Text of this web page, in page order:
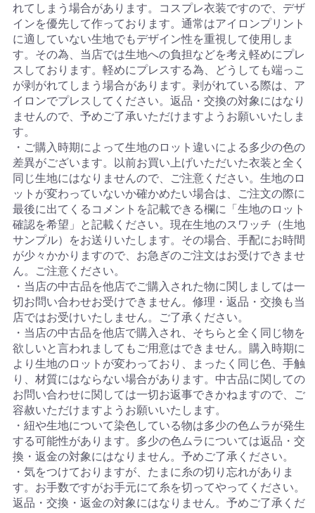
れてしまう場合があります。コスプレ衣装ですので、デザ
インを優先して作っております。通常はアイロンプリント
に適していない生地でもデザイン性を重視して使用しま
す。その為、当店では生地への負担などを考え軽めにプレ
スしております。軽めにプレスする為、どうしても端っこ
が剥がれてしまう場合があります。剥がれている際は、ア
イロンでプレスしてください。返品・交換の対象にはなり
ませんので、予めご了承いただけますようお願いいたしま
す。
・ご購入時期によって生地のロット違いによる多少の色の
差異がございます。以前お買い上げいただいた衣装と全く
同じ生地にはなりませんので、ご注意ください。生地のロ
ットが変わっていないか確かめたい場合は、ご注文の際に
最後に出てくるコメントを記載できる欄に「生地のロット
確認を希望」と記載ください。現在生地のスワッチ（生地
サンプル）をお送りいたします。その場合、手配にお時間
が少々かかりますので、お急ぎのご注文はお受けできませ
ん。ご注意ください。
・当店の中古品を他店でご購入された物に関しましては一
切お問い合わせお受けできません。修理・返品・交換も当
店ではお受けいたしません。ご了承ください。
・当店の中古品を他店で購入され、そちらと全く同じ物を
欲しいと言われましてもご用意はできません。購入時期に
より生地のロットが変わっており、まったく同じ色、手触
り、材質にはならない場合があります。中古品に関しての
お問い合わせに関しては一切お返事できかねますので、ご
容赦いただけますようお願いいたします。
・紐や生地について染色している物は多少の色ムラが発生
する可能性があります。多少の色ムラについては返品・交
換・返金の対象にはなりません。予めご了承ください。
・気をつけておりますが、たまに糸の切り忘れがありま
す。お手数ですがお手元にて糸を切ってやってください。
返品・交換・返金の対象にはなりません。予めご了承くだ